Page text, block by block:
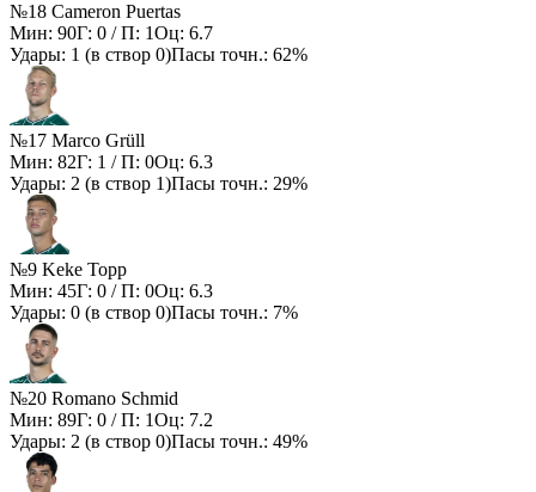
№18 Cameron Puertas
Мин: 90Г: 0 / П: 1Оц: 6.7
Удары: 1 (в створ 0)Пасы точн.: 62%
№17 Marco Grüll
Мин: 82Г: 1 / П: 0Оц: 6.3
Удары: 2 (в створ 1)Пасы точн.: 29%
№9 Keke Topp
Мин: 45Г: 0 / П: 0Оц: 6.3
Удары: 0 (в створ 0)Пасы точн.: 7%
№20 Romano Schmid
Мин: 89Г: 0 / П: 1Оц: 7.2
Удары: 2 (в створ 0)Пасы точн.: 49%